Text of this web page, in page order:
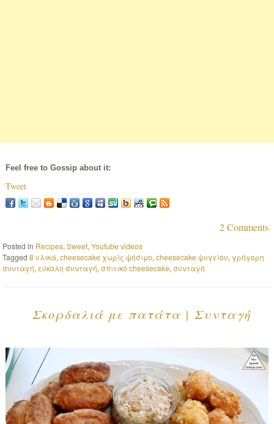
Feel free to Gossip about it:
Tweet
2 Comments
Posted in Recipes,Sweet,Youtube videos
Tagged8 υλικά,cheesecake χωρίς ψήσιμο,cheesecake ψυγείου, γρήγορη
συνταγή, εύκολη συνταγή,σπιτικό cheesecake,συνταγή
Σκορδαλιά με πατάτα | Συνταγή